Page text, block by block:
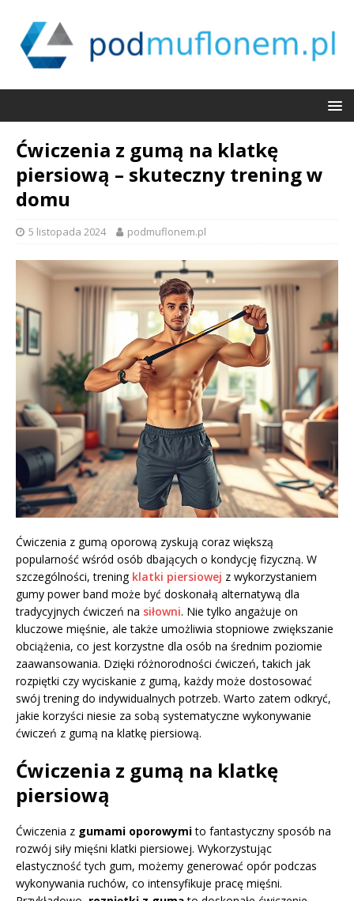
Ćwiczenia z gumą na klatkę
piersiową – skuteczny trening w
domu
5 listopada 2024 podmuflonem.pl
Ćwiczenia z gumą oporową zyskują coraz większą
popularność wśród osób dbających o kondycję fizyczną. W
szczególności, trening klatki piersiowej z wykorzystaniem
gumy power band może być doskonałą alternatywą dla
tradycyjnych ćwiczeń na siłowni. Nie tylko angażuje on
kluczowe mięśnie, ale także umożliwia stopniowe zwiększanie
obciążenia, co jest korzystne dla osób na średnim poziomie
zaawansowania. Dzięki różnorodności ćwiczeń, takich jak
rozpiętki czy wyciskanie z gumą, każdy może dostosować
swój trening do indywidualnych potrzeb. Warto zatem odkryć,
jakie korzyści niesie za sobą systematyczne wykonywanie
ćwiczeń z gumą na klatkę piersiową.
Ćwiczenia z gumą na klatkę
piersiową
Ćwiczenia z gumami oporowymito fantastyczny sposób na
rozwój siły mięśni klatki piersiowej. Wykorzystując
elastyczność tych gum, możemy generować opór podczas
wykonywania ruchów, co intensyfikuje pracę mięśni.